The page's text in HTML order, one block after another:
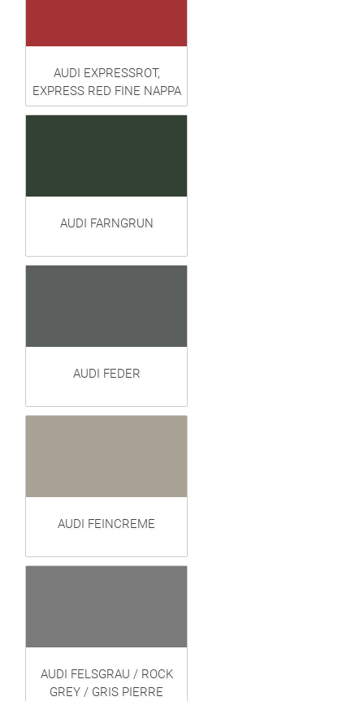
AUDI EXPRESSROT,
EXPRESS RED FINE NAPPA
AUDI FARNGRUN
AUDI FEDER
AUDI FEINCREME
AUDI FELSGRAU / ROCK
GREY / GRIS PIERRE